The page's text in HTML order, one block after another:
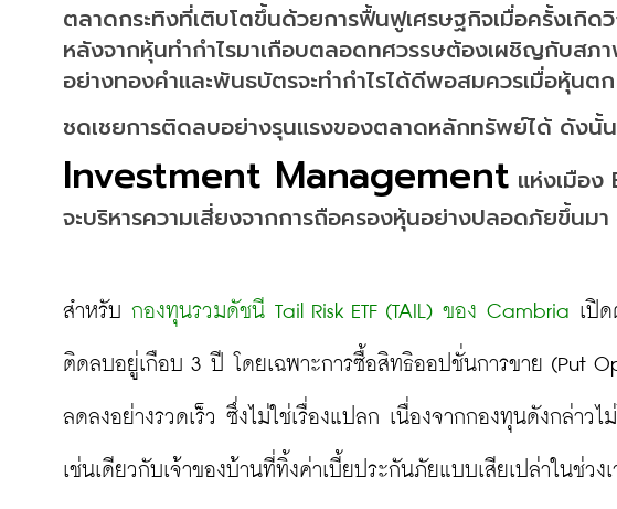
ตลาดกระทิงที่เติบโตขึ้นด้วยการฟื้นฟูเศรษฐกิจเมื่อครั้งเกิ
หลังจากหุ้นทำกำไรมาเกือบตลอดทศวรรษต้องเผชิญกับส
อย่างทองคำและพันธบัตรจะทำกำไรได้ดีพอสมควรเมื่อหุ้น
ชดเชยการติดลบอย่างรุนแรงของตลาดหลักทรัพย์ได้ ดังนั้
Investment Management แห่งเมือ
จะบริหารความเสี่ยงจากการถือครองหุ้นอย่างปลอดภัยขึ้นมา
สำหรับ กองทุนรวมดัชนี Tail Risk ETF (TAIL) ของ Cambria เปิ
ติดลบอยู่เกือบ 3 ปี โดยเฉพาะการซื้อสิทธิออปชั่นการขาย (Put
ลดลงอย่างรวดเร็ว ซึ่งไม่ใช่เรื่องแปลก เนื่องจากกองทุนดังกล่าว
เช่นเดียวกับเจ้าของบ้านที่ทิ้งค่าเบี้ยประกันภัยแบบเสียเปล่าในช่วง